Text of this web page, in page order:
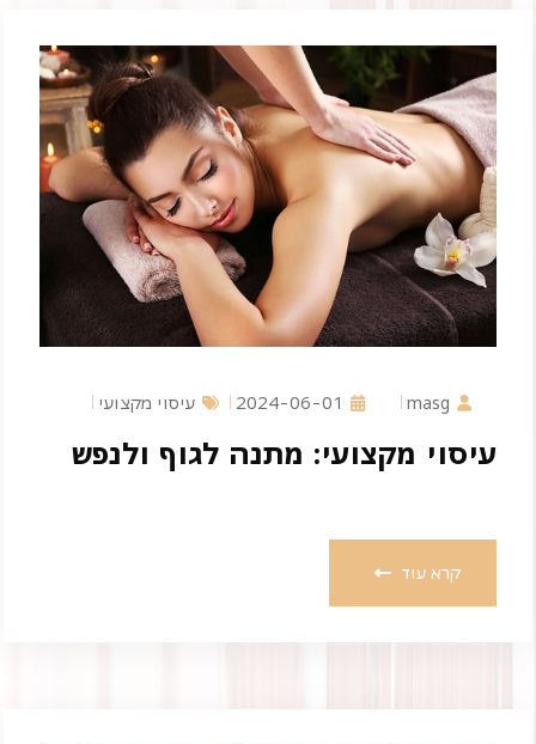
masg
2024-06-01 עיסוי מקצועי
עיסוי מקצועי: מתנה לגוף ולנפש
קרא עוד